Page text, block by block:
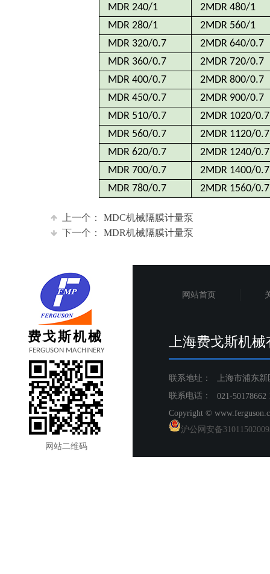
MDR 240/1
2MDR 480/1
MDR 280/1
2MDR 560/1
MDR 320/0.7
2MDR 640/0.7
MDR 360/0.7
2MDR 720/0.7
MDR 400/0.7
2MDR 800/0.7
MDR 450/0.7
2MDR 900/0.7
MDR 510/0.7
2MDR 1020/0.7
MDR 560/0.7
2MDR 1120/0.7
MDR 620/0.7
2MDR 1240/0.7
MDR 700/0.7
2MDR 1400/0.7
MDR 780/0.7
2MDR 1560/0.7
上一个：
MDC机械隔膜计量泵
下一个：
MDR机械隔膜计量泵
网站首页
网站二维码
021-50178662
FERGUSON MACHINERY
费戈斯机械
​Copyright ©
沪公网安备
联系地址：
上海市浦东新
联系电话：
上海费戈斯机械